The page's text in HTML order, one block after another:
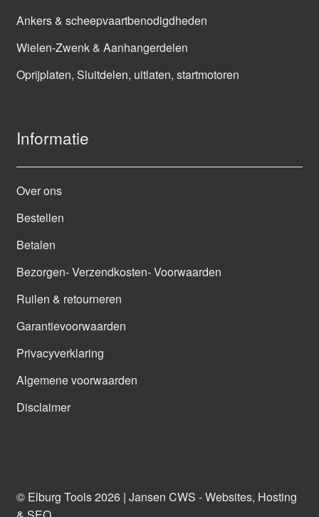
Ankers & scheepvaartbenodigdheden
Wielen-Zwenk & Aanhangerdelen
Oprijplaten, Sluitdelen, uitlaten, startmotoren
Informatie
Over ons
Bestellen
Betalen
Bezorgen- Verzendkosten- Voorwaarden
Ruilen & retourneren
Garantievoorwaarden
Privacyverklaring
Algemene voorwaarden
Disclaimer
© Elburg Tools 2026 | Jansen CWS - Websites, Hosting